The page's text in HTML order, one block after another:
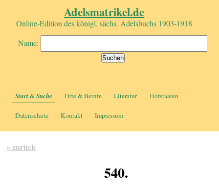
Adelsmatrikel.de
Online-Edition des königl. sächs. Adelsbuchs 1903-1918
Name:
Start & Suche Orte & Berufe Literatur Hofstaaten
Datenschutz Kontakt Impressum
« zurück
540.